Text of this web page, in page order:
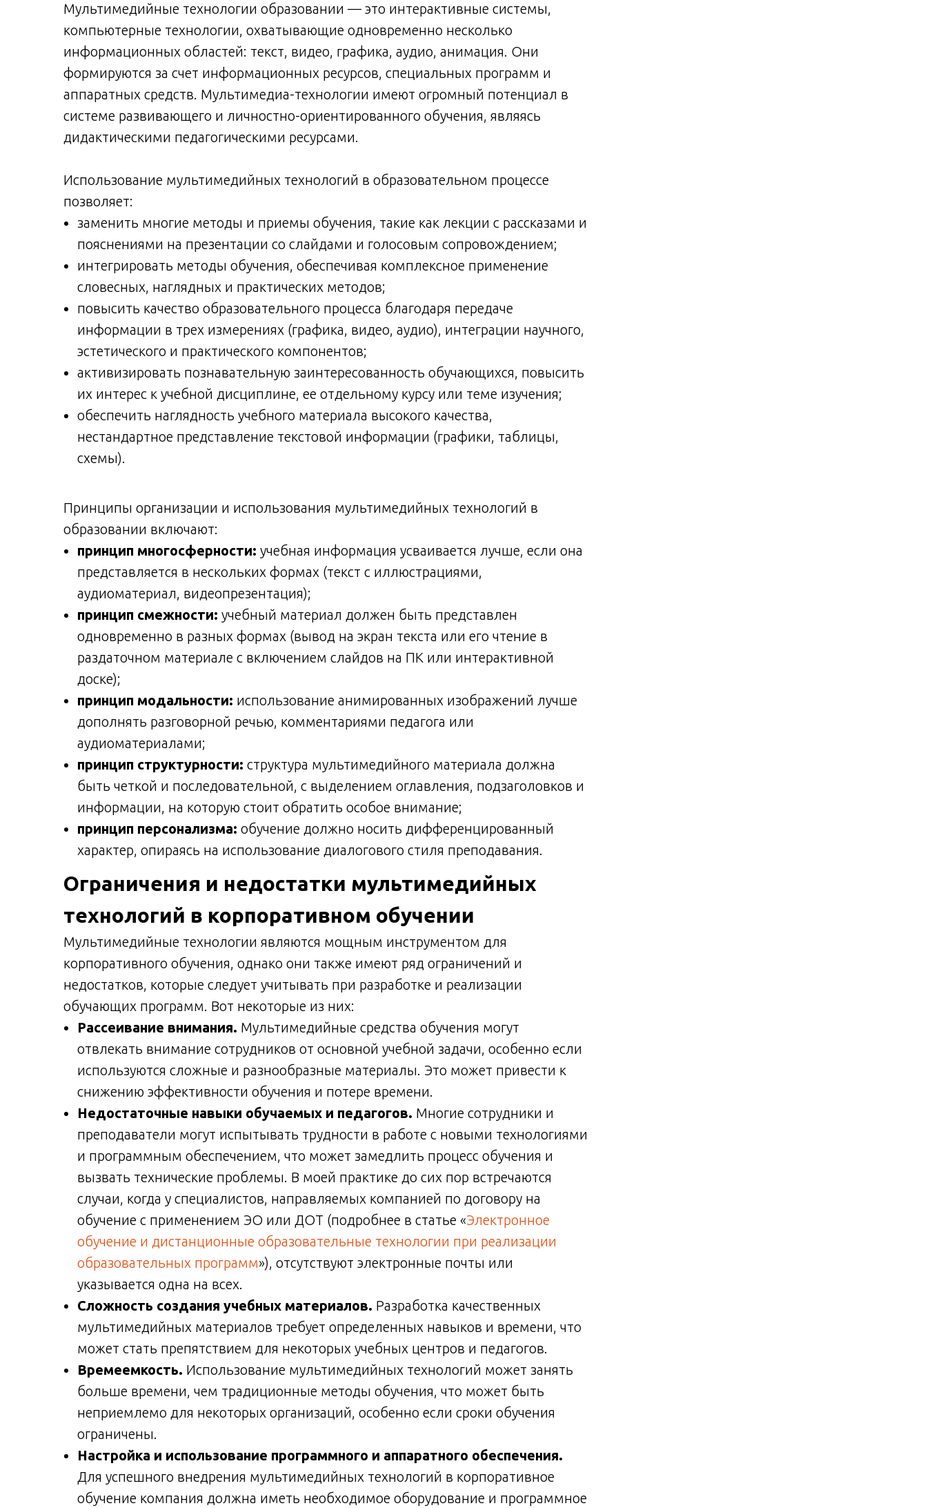
Мультимедийные технологии образовании — это интерактивные системы,
компьютерные технологии, охватывающие одновременно несколько
информационных областей: текст, видео, графика, аудио, анимация. Они
формируются за счет информационных ресурсов, специальных программ и
аппаратных средств. Мультимедиа-технологии имеют огромный потенциал в
системе развивающего и личностно-ориентированного обучения, являясь
дидактическими педагогическими ресурсами.
Использование мультимедийных технологий в образовательном процессе
позволяет:
заменить многие методы и приемы обучения, такие как лекции с рассказами и
пояснениями на презентации со слайдами и голосовым сопровождением;
интегрировать методы обучения, обеспечивая комплексное применение
словесных, наглядных и практических методов;
повысить качество образовательного процесса благодаря передаче
информации в трех измерениях (графика, видео, аудио), интеграции научного,
эстетического и практического компонентов;
активизировать познавательную заинтересованность обучающихся, повысить
их интерес к учебной дисциплине, ее отдельному курсу или теме изучения;
обеспечить наглядность учебного материала высокого качества,
нестандартное представление текстовой информации (графики, таблицы,
схемы).
Принципы организации и использования мультимедийных технологий в
образовании включают:
принцип многосферности: учебная информация усваивается лучше, если она
представляется в нескольких формах (текст с иллюстрациями,
аудиоматериал, видеопрезентация);
принцип смежности: учебный материал должен быть представлен
одновременно в разных формах (вывод на экран текста или его чтение в
раздаточном материале с включением слайдов на ПК или интерактивной
доске);
принцип модальности: использование анимированных изображений лучше
дополнять разговорной речью, комментариями педагога или
аудиоматериалами;
принцип структурности: структура мультимедийного материала должна
быть четкой и последовательной, с выделением оглавления, подзаголовков и
информации, на которую стоит обратить особое внимание;
принцип персонализма: обучение должно носить дифференцированный
характер, опираясь на использование диалогового стиля преподавания.
Ограничения и недостатки мультимедийных
технологий в корпоративном обучении
Мультимедийные технологии являются мощным инструментом для
корпоративного обучения, однако они также имеют ряд ограничений и
недостатков, которые следует учитывать при разработке и реализации
обучающих программ. Вот некоторые из них:
Рассеивание внимания. Мультимедийные средства обучения могут
отвлекать внимание сотрудников от основной учебной задачи, особенно если
используются сложные и разнообразные материалы. Это может привести к
снижению эффективности обучения и потере времени.
Недостаточные навыки обучаемых и педагогов. Многие сотрудники и
преподаватели могут испытывать трудности в работе с новыми технологиями
и программным обеспечением, что может замедлить процесс обучения и
вызвать технические проблемы. В моей практике до сих пор встречаются
случаи, когда у специалистов, направляемых компанией по договору на
обучение с применением ЭО или ДОТ (подробнее в статье «Электронное
обучение и дистанционные образовательные технологии при реализации
образовательных программ»), отсутствуют электронные почты или
указывается одна на всех.
Сложность создания учебных материалов. Разработка качественных
мультимедийных материалов требует определенных навыков и времени, что
может стать препятствием для некоторых учебных центров и педагогов.
Времеемкость. Использование мультимедийных технологий может занять
больше времени, чем традиционные методы обучения, что может быть
неприемлемо для некоторых организаций, особенно если сроки обучения
ограничены.
Настройка и использование программного и аппаратного обеспечения.
Для успешного внедрения мультимедийных технологий в корпоративное
обучение компания должна иметь необходимое оборудование и программное